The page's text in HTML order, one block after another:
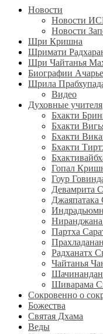
Новости
Новости
Новости
Шри Кришна
Шримати
Шри Чайтанья
Биографии
Шрила
Видео
Духовные учителя
Бхакти
Бхакти
Бхакти
Бхакти
Гопал
Гоур
Девамрита
Джаяпатака
Партха
Радханатх
Чайтанья
Шиварама
Сокровенно о
Божества
Святая Дхама
Веды